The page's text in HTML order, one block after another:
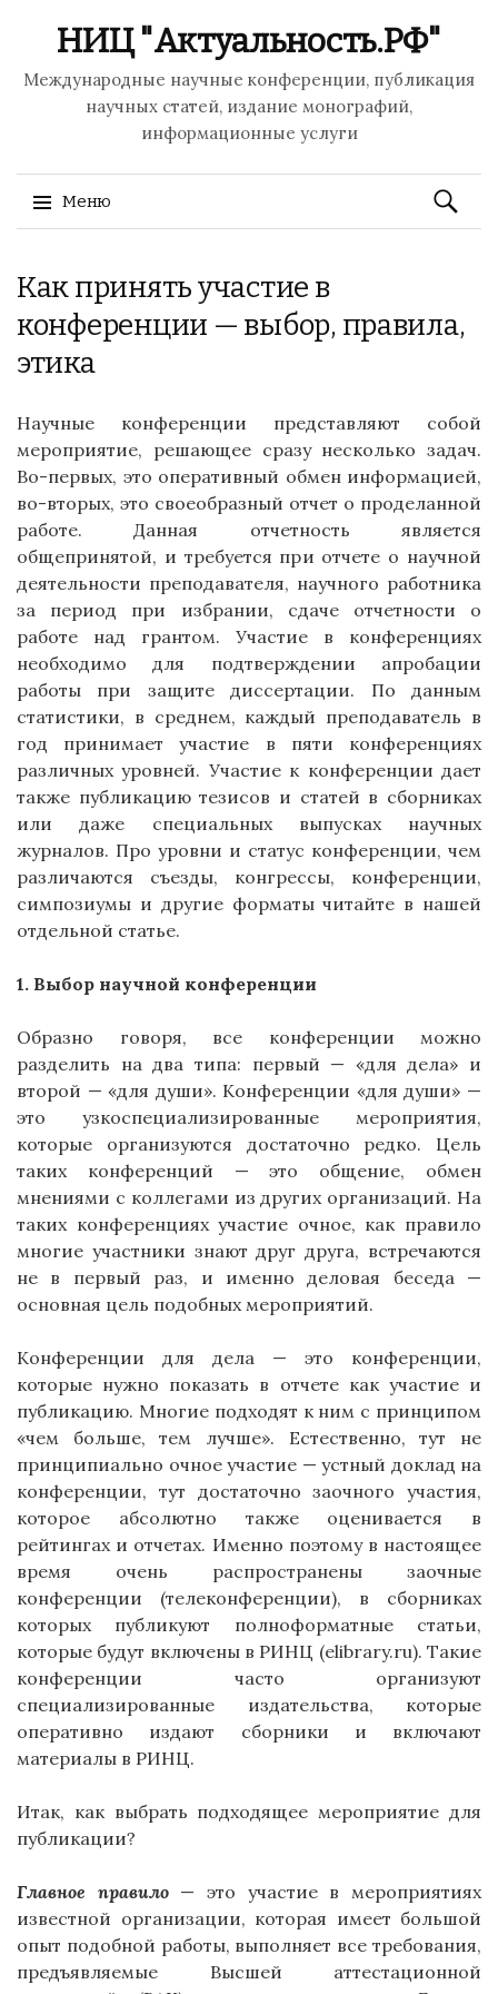
НИЦ "Актуальность.РФ"
Международные научные конференции, публикация
научных статей, издание монографий,
информационные услуги
Меню
к
содержимому
Найти:
Как принять участие в
конференции — выбор, правила,
этика
Научные конференции представляют собой
мероприятие, решающее сразу несколько задач.
Во-первых, это оперативный обмен информацией,
во-вторых, это своеобразный отчет о проделанной
работе. Данная отчетность является
общепринятой, и требуется при отчете о научной
деятельности преподавателя, научного работника
за период при избрании, сдаче отчетности о
работе над грантом. Участие в конференциях
необходимо для подтверждении апробации
работы при защите диссертации. По данным
статистики, в среднем, каждый преподаватель в
год принимает участие в пяти конференциях
различных уровней. Участие к конференции дает
также публикацию тезисов и статей в сборниках
или даже специальных выпусках научных
журналов. Про уровни и статус конференции, чем
различаются съезды, конгрессы, конференции,
симпозиумы и другие форматы читайте в нашей
отдельной статье.
1. Выбор научной конференции
Образно говоря, все конференции можно
разделить на два типа: первый — «для дела» и
второй — «для души». Конференции «для души» —
это узкоспециализированные мероприятия,
которые организуются достаточно редко. Цель
таких конференций — это общение, обмен
мнениями с коллегами из других организаций. На
таких конференциях участие очное, как правило
многие участники знают друг друга, встречаются
не в первый раз, и именно деловая беседа —
основная цель подобных мероприятий.
Конференции для дела — это конференции,
которые нужно показать в отчете как участие и
публикацию. Многие подходят к ним с принципом
«чем больше, тем лучше». Естественно, тут не
принципиально очное участие — устный доклад на
конференции, тут достаточно заочного участия,
которое абсолютно также оценивается в
рейтингах и отчетах. Именно поэтому в настоящее
время очень распространены заочные
конференции (телеконференции), в сборниках
которых публикуют полноформатные статьи,
которые будут включены в РИНЦ (elibrary.ru). Такие
конференции часто организуют
специализированные издательства, которые
оперативно издают сборники и включают
материалы в РИНЦ.
Итак, как выбрать подходящее мероприятие для
публикации?
Главное правило— это участие в мероприятиях
известной организации, которая имеет большой
опыт подобной работы, выполняет все требования,
предъявляемые Высшей аттестационной